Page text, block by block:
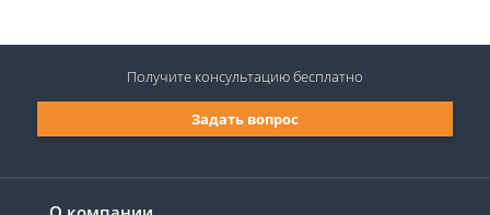
Задать вопрос
Получите консультациюбесплатно